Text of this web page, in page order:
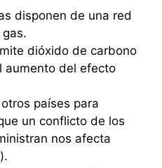
disponen de una red
dióxido de carbono
aumento del efecto
países para
un conflicto de los
nos afecta